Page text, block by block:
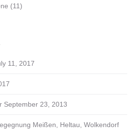
(11)
11, 2017
September 23, 2013
Meißen, Heltau, Wolkendorf